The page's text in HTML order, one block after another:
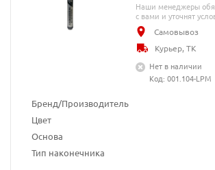
Бренд/Производитель
Цвет
Основа
Тип наконечника
Наши менеджеры
с вами и уточнят
Самовывоз
Курьер, ТК
Нет в наличии
Код: 001.104-LPM